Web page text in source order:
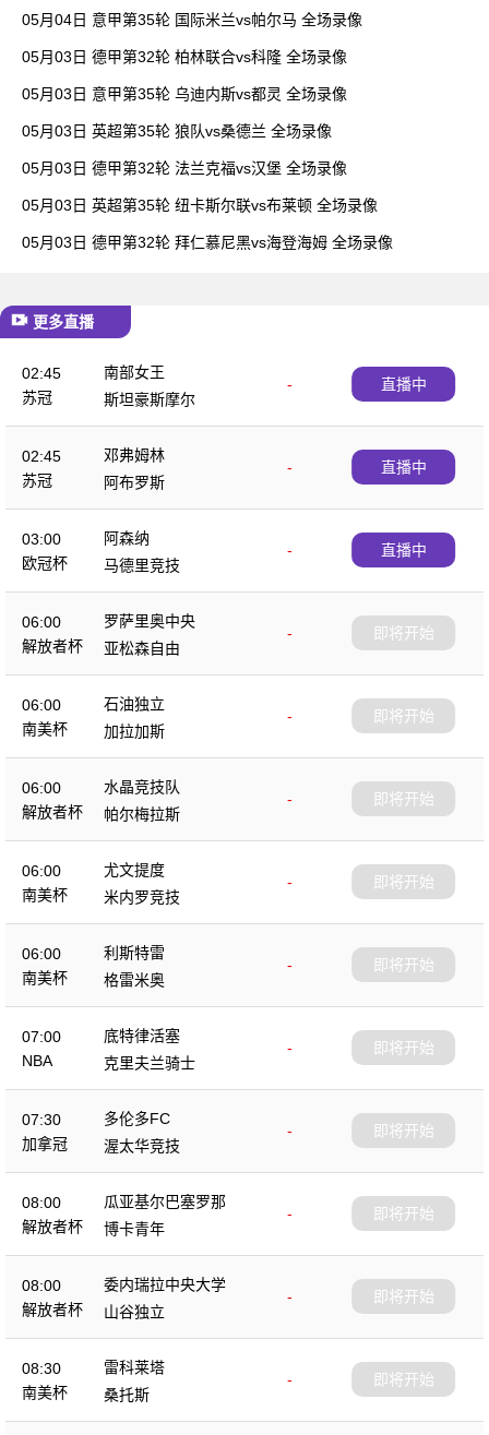
05月04日 意甲第35轮 国际米兰vs帕尔马 全场录像
05月03日 德甲第32轮 柏林联合vs科隆 全场录像
05月03日 意甲第35轮 乌迪内斯vs都灵 全场录像
05月03日 英超第35轮 狼队vs桑德兰 全场录像
05月03日 德甲第32轮 法兰克福vs汉堡 全场录像
05月03日 英超第35轮 纽卡斯尔联vs布莱顿 全场录像
05月03日 德甲第32轮 拜仁慕尼黑vs海登海姆 全场录像
更多直播
02:45
苏冠
南部女王
-
斯坦豪斯摩尔
直播中
02:45
苏冠
邓弗姆林
-
阿布罗斯
直播中
03:00
欧冠杯
阿森纳
-
马德里竞技
直播中
06:00
解放者杯
罗萨里奥中央
-
亚松森自由
即将开始
06:00
南美杯
石油独立
-
加拉加斯
即将开始
06:00
解放者杯
水晶竞技队
-
帕尔梅拉斯
即将开始
06:00
南美杯
尤文提度
-
米内罗竞技
即将开始
06:00
南美杯
利斯特雷
-
格雷米奥
即将开始
07:00
NBA
底特律活塞
-
克里夫兰骑士
即将开始
07:30
加拿冠
多伦多FC
-
渥太华竞技
即将开始
08:00
解放者杯
瓜亚基尔巴塞罗那
-
博卡青年
即将开始
08:00
解放者杯
委内瑞拉中央大学
-
山谷独立
即将开始
08:30
南美杯
雷科莱塔
-
桑托斯
即将开始